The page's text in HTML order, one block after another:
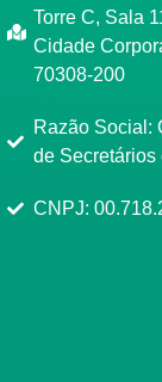
Torre C, Sala
Cidade
70308-200
Razão Social:
de Secretários
CNPJ: